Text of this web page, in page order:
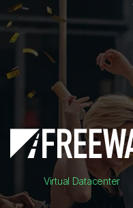
Virtual Datacenter